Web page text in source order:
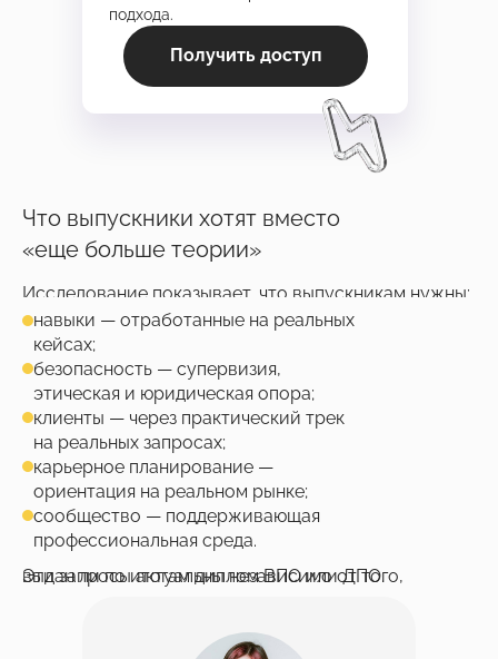
подхода.
Получить доступ
Что выпускники хотят вместо
«еще больше теории»
Исследование показывает, что выпускникам нужны:
навыки — отработанные на реальных
кейсах;
безопасность — супервизия,
этическая и юридическая опора;
клиенты — через практический трек
на реальных запросах;
карьерное планирование —
ориентация на реальном рынке;
сообщество — поддерживающая
профессиональная среда.
Эти запросы актуальны независимо от того, выдан ли по итогам диплом ВПО или ДПО.